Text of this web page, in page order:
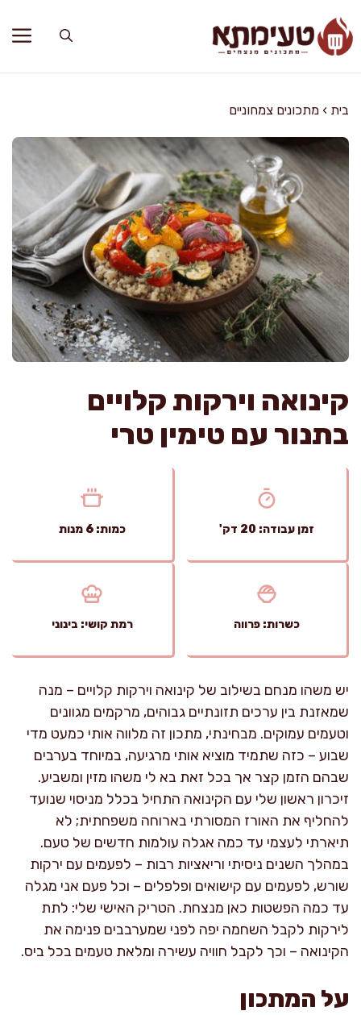
לתוכן
בית › מתכונים צמחוניים
קינואה וירקות קלויים
בתנור עם טימין טרי
זמן עבודה: 20 דק' כמות: 6 מנות
כשרות: פרווה רמת קושי: בינוני
יש משהו מנחם בשילוב של קינואה וירקות קלויים – מנה
שמאזנת בין ערכים תזונתיים גבוהים, מרקמים מגוונים
וטעמים עמוקים. מבחינתי, מתכון זה מלווה אותי כמעט מדי
שבוע – כזה שתמיד מוציא אותי מרגיעה, במיוחד בערבים
שבהם הזמן קצר אך בכל זאת בא לי משהו מזין ומשביע.
זיכרון ראשון שלי עם הקינואה התחיל בכלל מניסוי שנועד
להחליף את האורז המסורתי בארוחה משפחתית; לא
תיארתי לעצמי עד כמה אגלה עולמות חדשים של טעם.
במהלך השנים ניסיתי וריאציות רבות – לפעמים עם ירקות
שורש, לפעמים עם קישואים ופלפלים – וכל פעם אני מגלה
עד כמה הפשטות כאן מנצחת. הטריק האישי שלי: לתת
לירקות לקבל השחמה יפה לפני שמערבבים פנימה את
הקינואה – וכך לקבל חוויה עשירה ומלאת טעמים בכל ביס.
על המתכון